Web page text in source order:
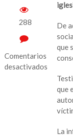
288
Comentarios
desactivados
De
que
que
La